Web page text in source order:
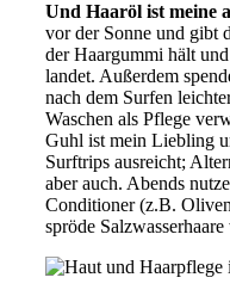
Und Haaröl ist meine
vor der Sonne und gibt
der Haargummi hält
landet. Außerdem
nach dem Surfen
Waschen als Pflege
Guhl ist mein Liebling
Surftrips ausreicht;
aber auch. Abends
Conditioner (z.B.
spröde